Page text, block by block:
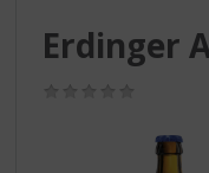
Erdinger